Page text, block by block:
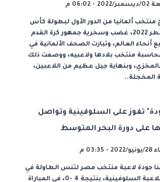
- 06:02 م
منتخب ألمانيا من الدور الأول لبطولة كأس
العالم قطر 2022، غضب وسخرية جمهور كرة القدم
أنحاء العالم، وتبارت الصحف الألمانية في
منتخب بلادها ولاعبيه، ووصفت ذلك
وبنهاية جيل عظيم من اللاعبين،
المخجلة..
تفوز على السلوفينية وتواصل
على دورة البحر المتوسط
03:35 م
جودة لاعبة منتخب مصر لتنس الطاولة في
تخطي اللاعبة السلوفينية، بنتيجة 4 -0، في المباراة